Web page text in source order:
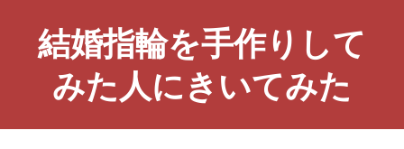
結婚指輪を手作りして
みた人にきいてみた